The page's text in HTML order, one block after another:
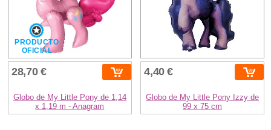
PRODUCTO
OFICIAL
28,70 €
Globo de My Little Pony de 1,14
x 1,19 m - Anagram
4,40 €
Globo de My Little Pony Izzy de
99 x 75 cm